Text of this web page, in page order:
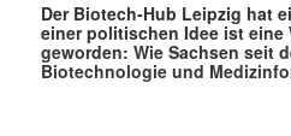
Der Biotech-Hub Leipzig hat
einer politischen Idee ist
geworden: Wie Sachsen seit
Biotechnologie und